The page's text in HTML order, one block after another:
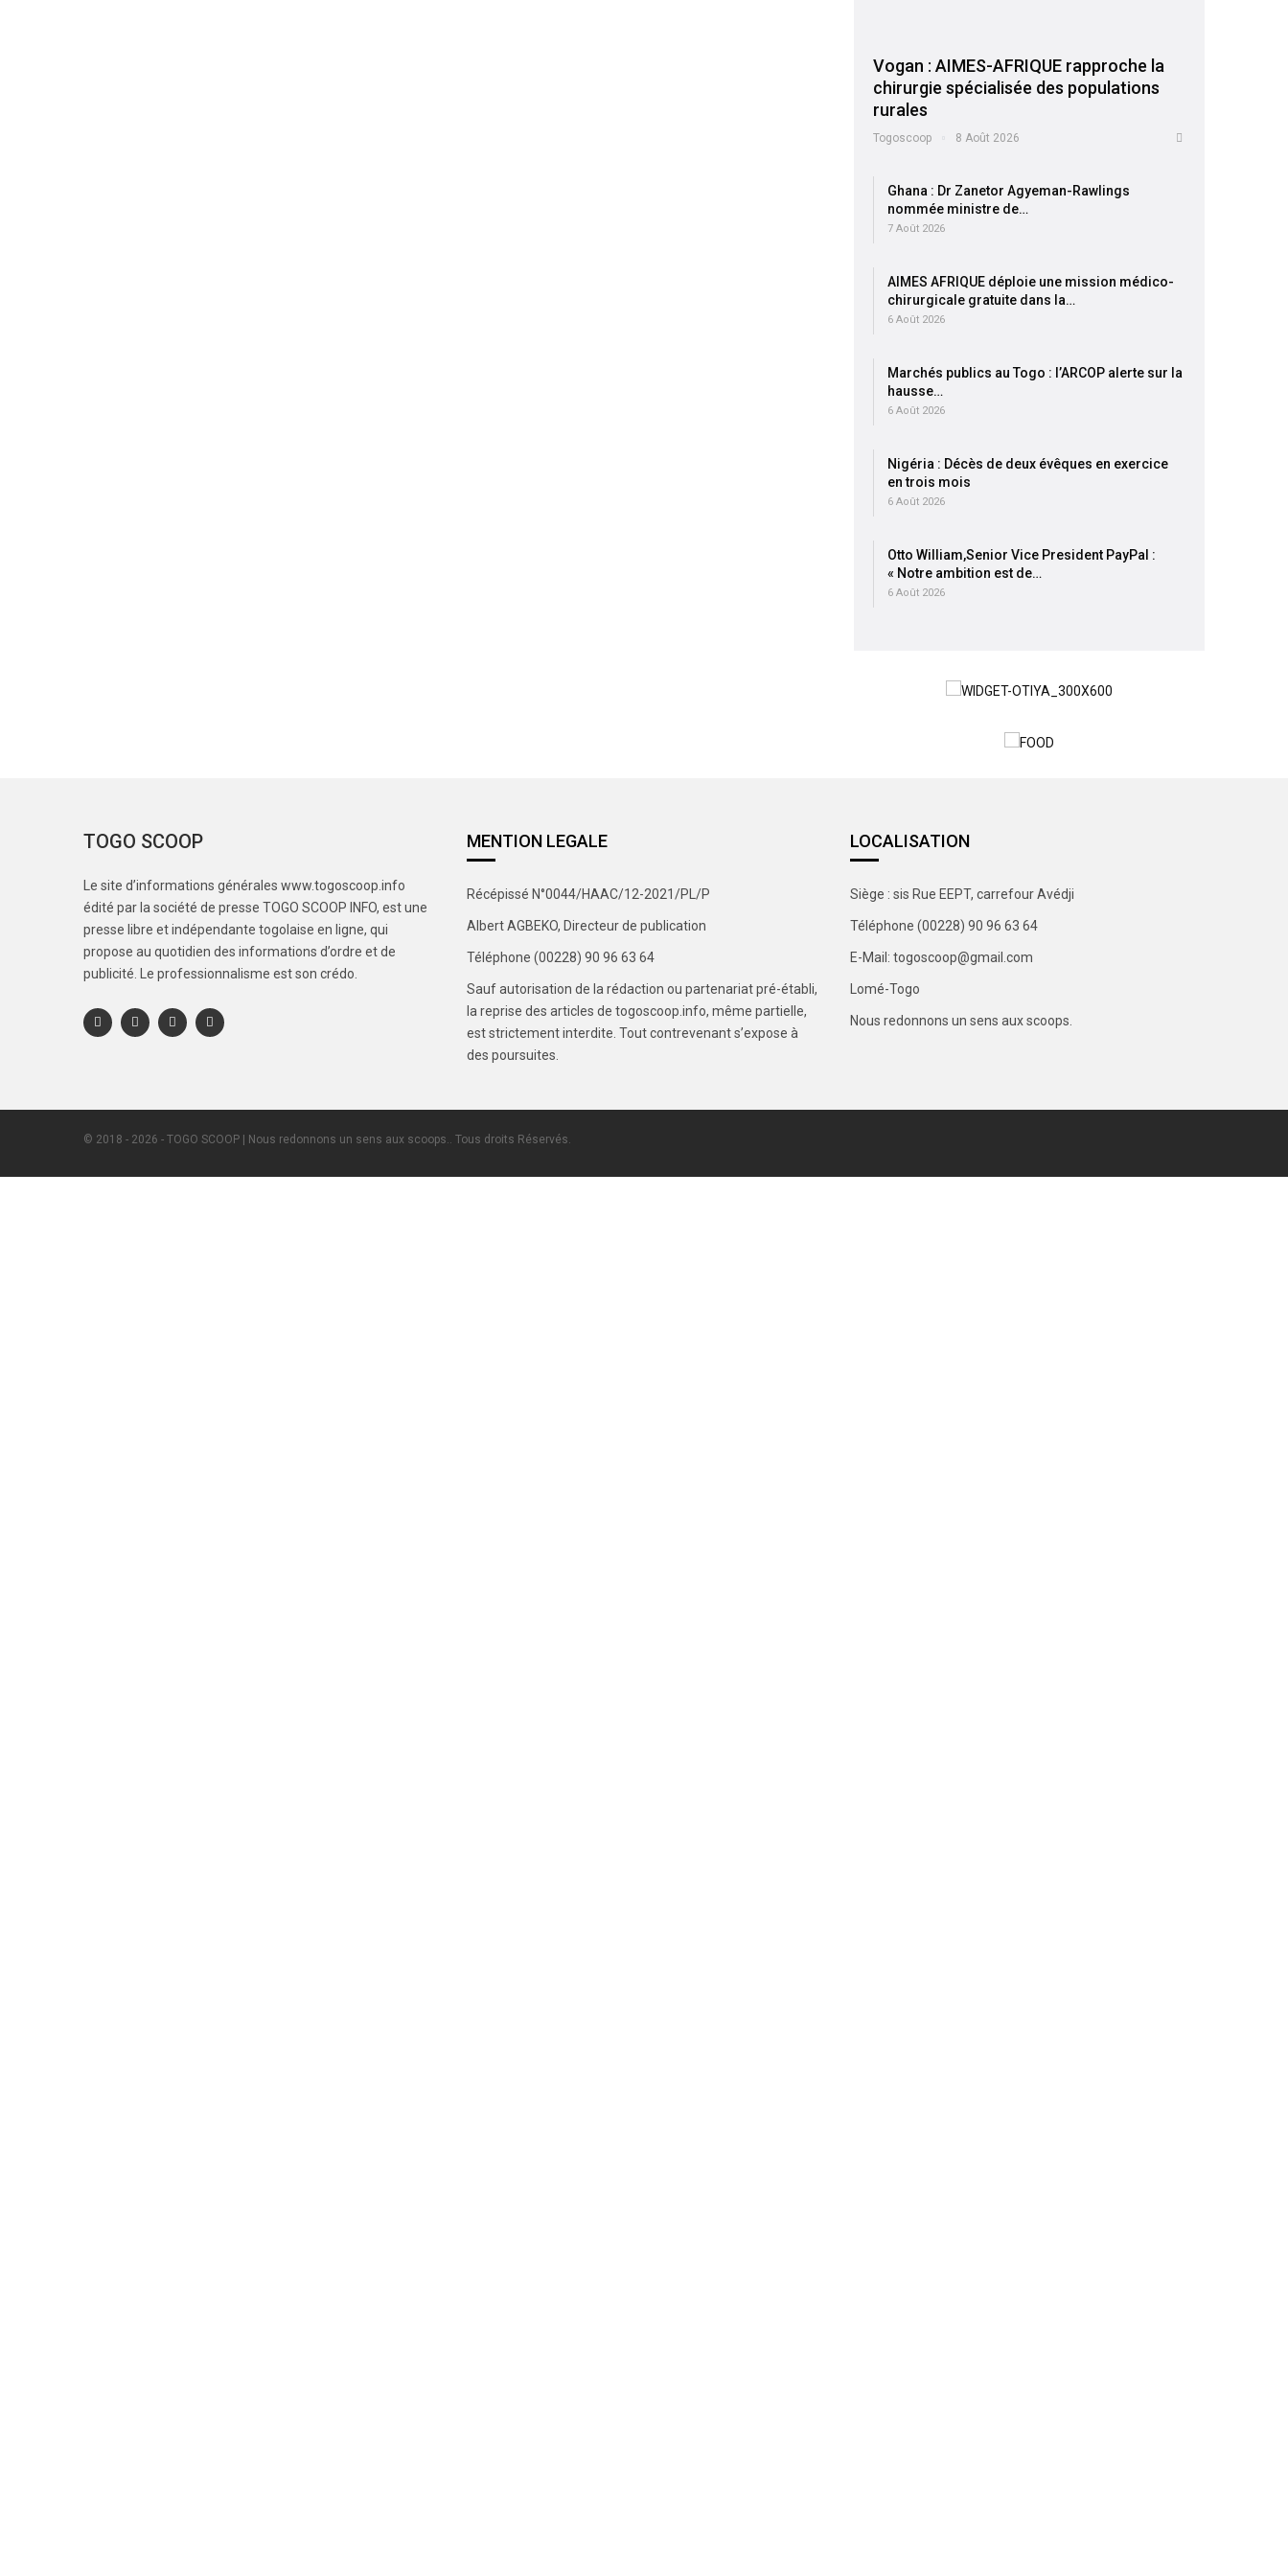
Vogan : AIMES-AFRIQUE rapproche la
chirurgie spécialisée des populations
rurales
Togoscoop 8 Août 2026
Ghana : Dr Zanetor Agyeman-Rawlings
nommée ministre de…
7 Août 2026
AIMES AFRIQUE déploie une mission médico-
chirurgicale gratuite dans la…
6 Août 2026
Marchés publics au Togo : l’ARCOP alerte sur la
hausse…
6 Août 2026
Nigéria : Décès de deux évêques en exercice
en trois mois
6 Août 2026
Otto William,Senior Vice President PayPal :
« Notre ambition est de…
6 Août 2026
TOGO SCOOP
Le site d’informations générales www.togoscoop.info
édité par la société de presse TOGO SCOOP INFO, est une
presse libre et indépendante togolaise en ligne, qui
propose au quotidien des informations d’ordre et de
publicité. Le professionnalisme est son crédo.
MENTION LEGALE
Récépissé N°0044/HAAC/12-2021/PL/P
Albert AGBEKO, Directeur de publication
Téléphone (00228) 90 96 63 64
Sauf autorisation de la rédaction ou partenariat pré-établi,
la reprise des articles de togoscoop.info, même partielle,
est strictement interdite. Tout contrevenant s’expose à
des poursuites.
LOCALISATION
Siège : sis Rue EEPT, carrefour Avédji
Téléphone (00228) 90 96 63 64
E-Mail: togoscoop@gmail.com
Lomé-Togo
Nous redonnons un sens aux scoops.
© 2018 - 2026 - TOGO SCOOP | Nous redonnons un sens aux scoops.. Tous droits Réservés.